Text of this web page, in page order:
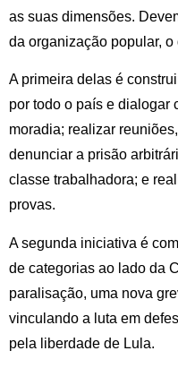
as suas dimensões.
da organização popular,
A primeira delas é
por todo o país e dialogar
moradia; realizar
denunciar a prisão
classe trabalhadora; e
provas.
A segunda iniciativa é
de categorias ao lado da
paralisação, uma nova
vinculando a luta em
pela liberdade de Lula.